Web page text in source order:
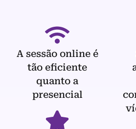
A sessão online é
tão eficiente
quanto a
presencial